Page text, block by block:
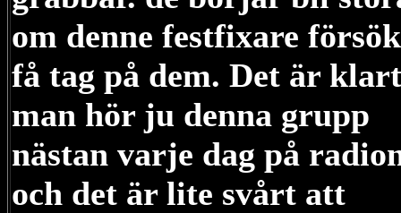
om denne festfixare
få tag på dem. Det är klart
man hör ju denna grupp
nästan varje dag på
och det är lite svårt att